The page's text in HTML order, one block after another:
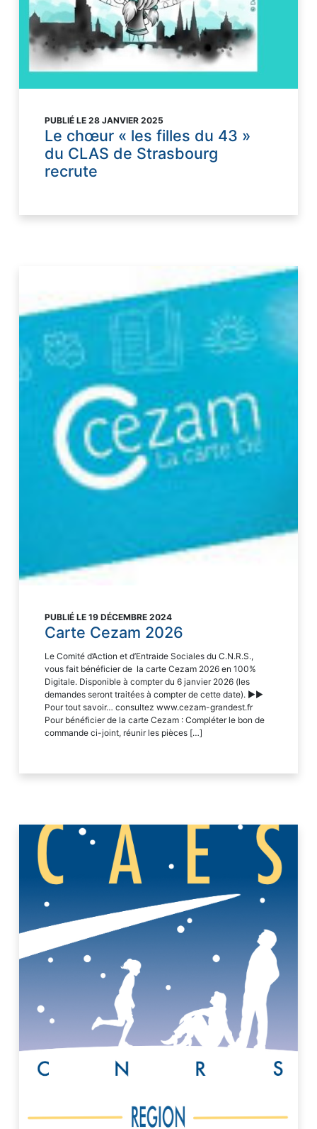
PUBLIÉ LE 28 JANVIER 2025
Le chœur « les filles du 43 »
du CLAS de Strasbourg
recrute
PUBLIÉ LE 19 DÉCEMBRE 2024
Carte Cezam 2026
Le Comité d’Action et d’Entraide Sociales du C.N.R.S.,
vous fait bénéficier de la carte Cezam 2026 en 100%
Digitale. Disponible à compter du 6 janvier 2026 (les
demandes seront traitées à compter de cette date). ►►
Pour tout savoir… consultez www.cezam-grandest.fr
Pour bénéficier de la carte Cezam : Compléter le bon de
commande ci-joint, réunir les pièces […]